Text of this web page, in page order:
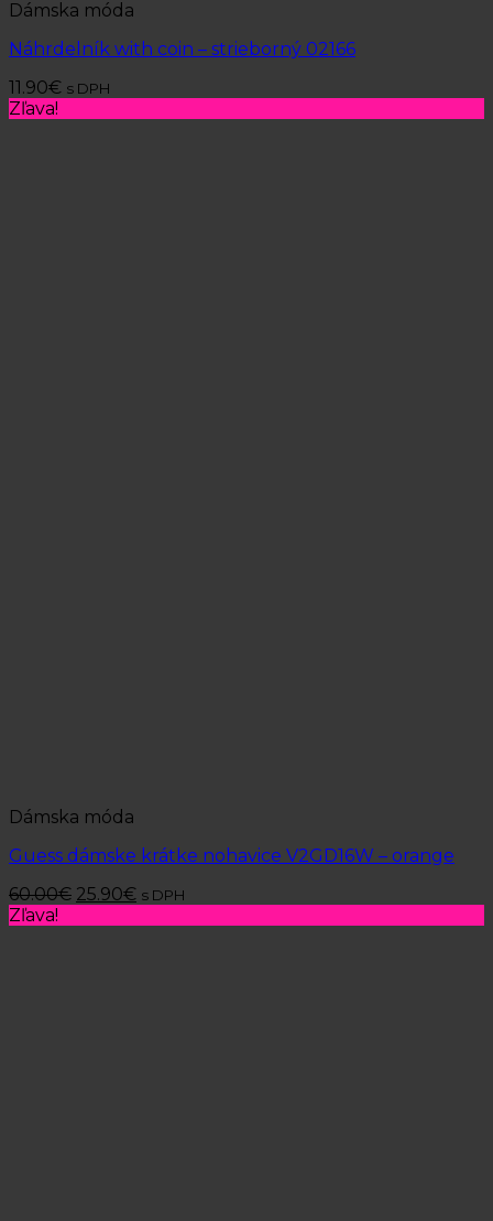
Dámska móda
Náhrdelník with coin – strieborný 02166
11.90€ s DPH
Zľava!
Dámska móda
Guess dámske krátke nohavice V2GD16W – orange
60.00€ 25.90€ s DPH
Zľava!